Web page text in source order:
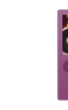
滞在いただけ
30項目以上か
徹底した衛生